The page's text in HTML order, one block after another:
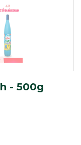
- 500g